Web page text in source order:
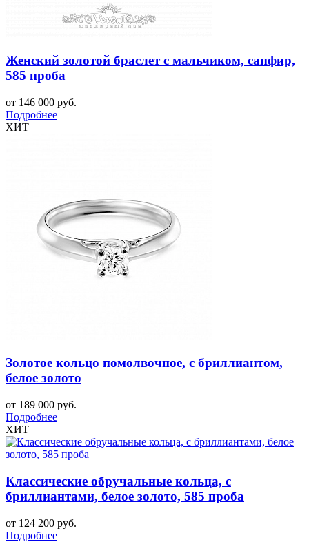
Женский золотой браслет с мальчиком, сапфир,
585 проба
от 146 000 руб.
Подробнее
ХИТ
Золотое кольцо помолвочное, с бриллиантом,
белое золото
от 189 000 руб.
Подробнее
ХИТ
Классические обручальные кольца, с
бриллиантами, белое золото, 585 проба
от 124 200 руб.
Подробнее